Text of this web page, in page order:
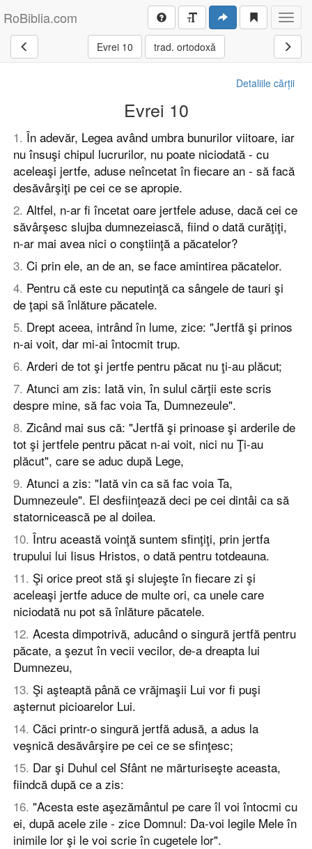
RoBiblia.com
Evrei 10 trad. ortodoxă
Detaliile cărții
Evrei 10
1. În adevăr, Legea având umbra bunurilor viitoare, iar
nu însuşi chipul lucrurilor, nu poate niciodată - cu
aceleaşi jertfe, aduse neîncetat în fiecare an - să facă
desăvârşiţi pe cei ce se apropie.
2. Altfel, n-ar fi încetat oare jertfele aduse, dacă cei ce
săvârşesc slujba dumnezeiască, fiind o dată curăţiţi,
n-ar mai avea nici o conştiinţă a păcatelor?
3. Ci prin ele, an de an, se face amintirea păcatelor.
4. Pentru că este cu neputinţă ca sângele de tauri şi
de ţapi să înlăture păcatele.
5. Drept aceea, intrând în lume, zice: "Jertfă şi prinos
n-ai voit, dar mi-ai întocmit trup.
6. Arderi de tot şi jertfe pentru păcat nu ţi-au plăcut;
7. Atunci am zis: Iată vin, în sulul cărţii este scris
despre mine, să fac voia Ta, Dumnezeule".
8. Zicând mai sus că: "Jertfă şi prinoase şi arderile de
tot şi jertfele pentru păcat n-ai voit, nici nu Ţi-au
plăcut", care se aduc după Lege,
9. Atunci a zis: "Iată vin ca să fac voia Ta,
Dumnezeule". El desfiinţează deci pe cei dintâi ca să
statornicească pe al doilea.
10. Întru această voinţă suntem sfinţiţi, prin jertfa
trupului lui Iisus Hristos, o dată pentru totdeauna.
11. Şi orice preot stă şi slujeşte în fiecare zi şi
aceleaşi jertfe aduce de multe ori, ca unele care
niciodată nu pot să înlăture păcatele.
12. Acesta dimpotrivă, aducând o singură jertfă pentru
păcate, a şezut în vecii vecilor, de-a dreapta lui
Dumnezeu,
13. Şi aşteaptă până ce vrăjmaşii Lui vor fi puşi
aşternut picioarelor Lui.
14. Căci printr-o singură jertfă adusă, a adus la
veşnică desăvârşire pe cei ce se sfinţesc;
15. Dar şi Duhul cel Sfânt ne mărturiseşte aceasta,
fiindcă după ce a zis:
16. "Acesta este aşezământul pe care îl voi întocmi cu
ei, după acele zile - zice Domnul: Da-voi legile Mele în
inimile lor şi le voi scrie în cugetele lor".